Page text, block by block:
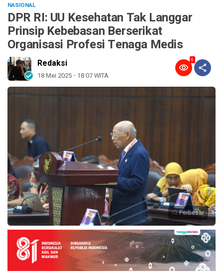
NASIONAL
DPR RI: UU Kesehatan Tak Langgar
Prinsip Kebebasan Berserikat
Organisasi Profesi Tenaga Medis
Redaksi
18 Mei 2025 - 18:07 WITA
6
Perbesar